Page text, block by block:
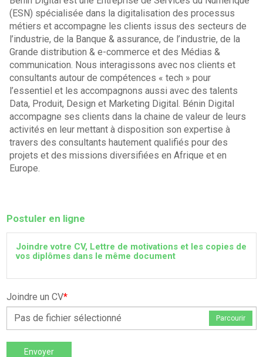
(ESN) spécialisée dans la digitalisation des processus
métiers et accompagne les clients issus des secteurs de
l’industrie, de la Banque & assurance, de l’industrie, de la
Grande distribution & e-commerce et des Médias &
communication. Nous interagissons avec nos clients et
consultants autour de compétences « tech » pour
l’essentiel et les accompagnons aussi avec des talents
Data, Produit, Design et Marketing Digital. Bénin Digital
accompagne ses clients dans la chaine de valeur de leurs
activités en leur mettant à disposition son expertise à
travers des consultants hautement qualifiés pour des
projets et des missions diversifiées en Afrique et en
Europe.
Postuler en ligne
Joindre votre CV, Lettre de motivations et les copies de
vos diplômes dans le même document
Joindre un CV*
Pas de fichier sélectionné
Parcourir
Envoyer